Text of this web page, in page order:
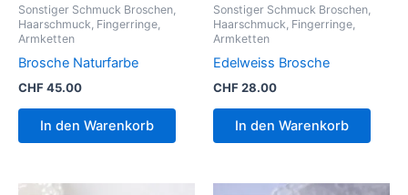
Sonstiger Schmuck Broschen,
Haarschmuck, Fingerringe,
Armketten
Brosche Naturfarbe
CHF45.00
In den Warenkorb
Sonstiger Schmuck Broschen,
Haarschmuck, Fingerringe,
Armketten
Edelweiss Brosche
CHF28.00
In den Warenkorb